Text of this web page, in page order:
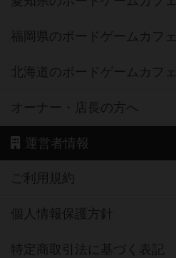
福岡県のボードゲームカフェ
北海道のボードゲームカフェ
オーナー・店長の方へ
運営者情報
ご利用規約
個人情報保護方針
特定商取引法に基づく表記